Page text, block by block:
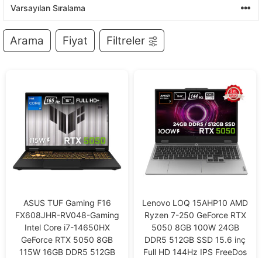
Arama Fiyat Filtreler
ASUS TUF Gaming F16
FX608JHR-RV048-Gaming
Intel Core i7-14650HX
GeForce RTX 5050 8GB
115W 16GB DDR5 512GB
Lenovo LOQ 15AHP10 AMD
Ryzen 7-250 GeForce RTX
5050 8GB 100W 24GB
DDR5 512GB SSD 15.6 inç
Full HD 144Hz IPS FreeDos